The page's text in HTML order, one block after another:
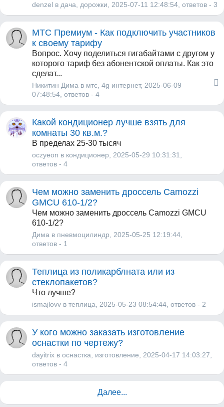
denzel в дача дорожки , 2025-07-11 12:48:54, ответов - 3
МТС Премиум - Как подключить участников
к своему тарифу
Вопрос. Хочу поделиться гигабайтами с другом у
которого тариф без абонентской оплаты. Как это
сделат...
Никитин Дима в мтс 4g интернет, 2025-06-09
07:48:54, ответов - 4
Какой кондиционер лучше взять для
комнаты 30 кв.м.?
В пределах 25-30 тысяч
oczyeon в кондиционер , 2025-05-29 10:31:31,
ответов - 4
Чем можно заменить дроссель Camozzi
GMCU 610-1/2?
Чем можно заменить дроссель Camozzi GMCU
610-1/2?
Дима в пневмоцилиндр , 2025-05-25 12:19:44,
ответов - 1
Теплица из поликарблната или из
стеклопакетов?
Что лучше?
ismajlovv в теплица , 2025-05-23 08:54:44, ответов - 2
У кого можно заказать изготовление
оснастки по чертежу?
dayitrix в оснастка изготовление , 2025-04-17 14:03:27,
ответов - 4
Далее...